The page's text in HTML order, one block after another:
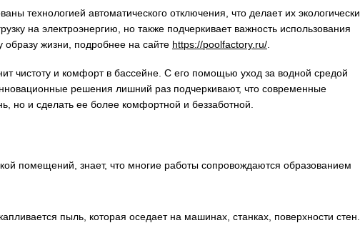
технологией автоматического отключения, что делает их экологически
на электроэнергию, но также подчеркивает важность использования
образу жизни, подробнее на сайте https://poolfactory.ru/
чистоту и комфорт в бассейне. С его помощью уход за водной средой
решения лишний раз подчеркивают, что современные
но и сделать ее более комфортной и беззаботной.
помещений, знает, что многие работы сопровождаются образованием
пыль, которая оседает на машинах, станках, поверхности стен.